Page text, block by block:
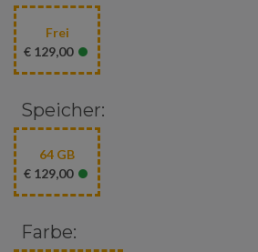
Frei
€ 129,00 •
Speicher:
64 GB
€ 129,00 •
Farbe: